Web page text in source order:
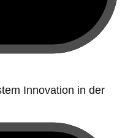
Innovation in der